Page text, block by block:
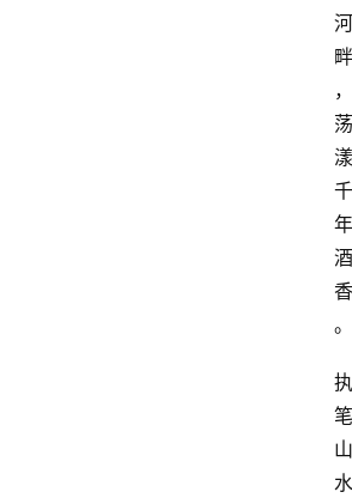
河
畔
，
荡
漾
千
年
酒
香
。
执
笔
山
水